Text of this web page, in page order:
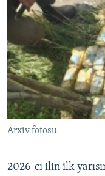
Arxiv fotosu
2026-cı ilin ilk